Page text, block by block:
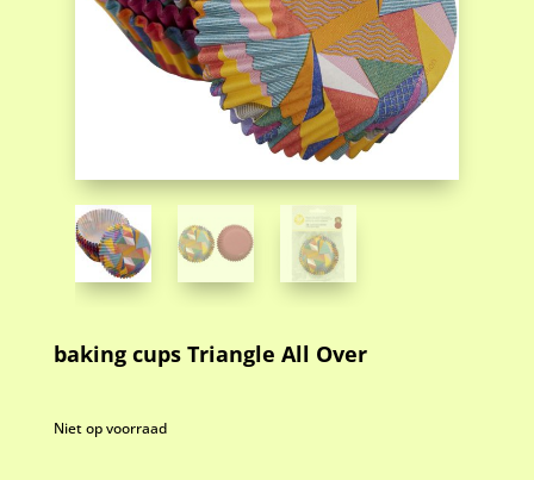
baking cups Triangle All Over
Niet op voorraad